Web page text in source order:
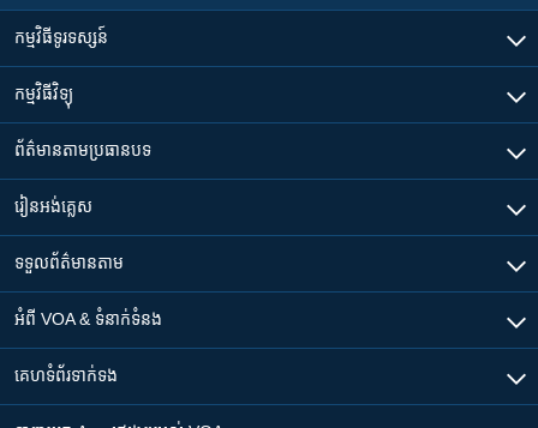
កម្មវិធី​ទូរទស្សន៍
កម្មវិធី​វិទ្យុ
ព័ត៌មាន​តាមប្រធានបទ​
រៀន​​អង់គ្លេស
ទទួល​ព័ត៌មាន​តាម
អំពី​ VOA & ទំនាក់ទំនង
គេហទំព័រ​​ទាក់ទង